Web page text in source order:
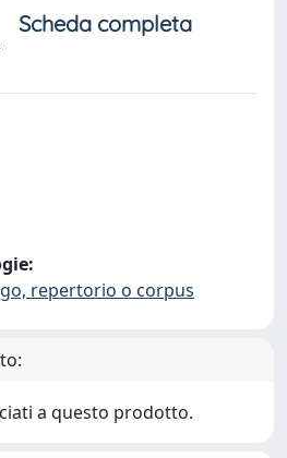
Scheda completa
repertorio o corpus
a questo prodotto.